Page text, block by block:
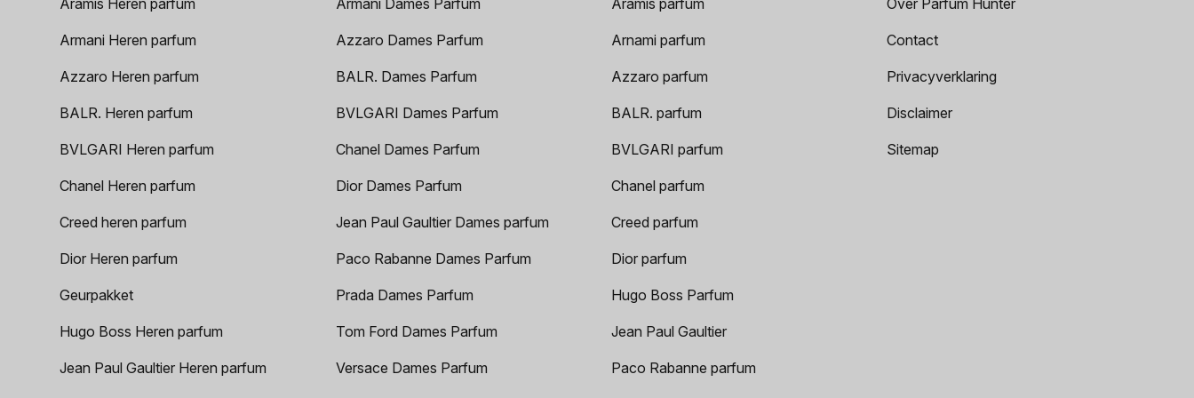
Armani Heren parfum
Azzaro Heren parfum
BALR. Heren parfum
BVLGARI Heren parfum
Chanel Heren parfum
Creed heren parfum
Dior Heren parfum
Geurpakket
Hugo Boss Heren parfum
Jean Paul Gaultier Heren parfum
Azzaro Dames Parfum
BALR. Dames Parfum
BVLGARI Dames Parfum
Chanel Dames Parfum
Dior Dames Parfum
Jean Paul Gaultier Dames parfum
Paco Rabanne Dames Parfum
Prada Dames Parfum
Tom Ford Dames Parfum
Versace Dames Parfum
Arnami parfum
Azzaro parfum
BALR. parfum
BVLGARI parfum
Chanel parfum
Creed parfum
Dior parfum
Hugo Boss Parfum
Jean Paul Gaultier
Paco Rabanne parfum
Contact
Privacyverklaring
Disclaimer
Sitemap